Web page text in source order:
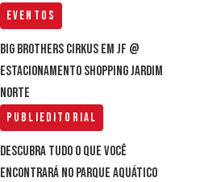
Eventos
Big Brothers Cirkus em JF @
estacionamento Shopping Jardim
Norte
Publieditorial
Descubra tudo o que você
encontrará no parque aquático